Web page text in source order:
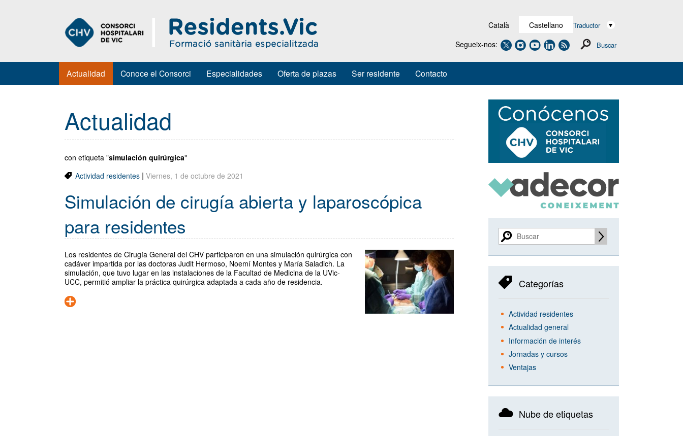
Català Castellano Traductor
Segueix-nos: Buscar
Actualidad Conoce el Consorci Especialidades Oferta de plazas Ser residente Contacto
Actualidad
con etiqueta "simulación quirúrgica"
Actividad residentes |Viernes, 1 de octubre de 2021
Simulación de cirugía abierta y laparoscópica
para residentes
Los residentes de Cirugía General del CHV participaron en una simulación quirúrgica con
cadáver impartida por las doctoras Judit Hermoso, Noemí Montes y María Saladich. La
simulación, que tuvo lugar en las instalaciones de la Facultad de Medicina de la UVic-
UCC, permitió ampliar la práctica quirúrgica adaptada a cada año de residencia.
Navegación
secundaria
Categorías
Actividad residentes
Actualidad general
Información de interés
Jornadas y cursos
Ventajas
Nube de etiquetas